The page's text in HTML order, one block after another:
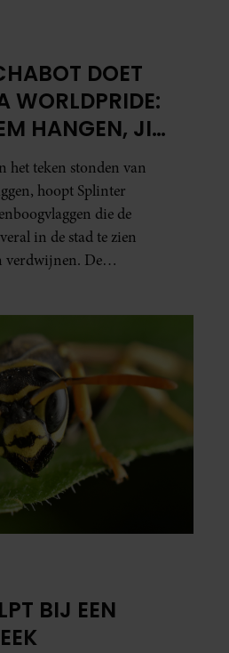
DOET
WORLDPRIDE:
HANGEN, JIJ
het teken stonden van
hoopt Splinter
die de
in de stad te zien
verdwijnen. De
BIJ EEN